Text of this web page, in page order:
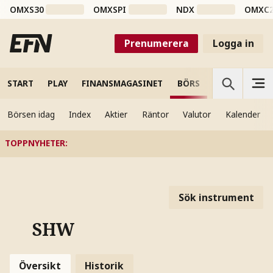
OMXS30 OMXSPI NDX
Prenumerera Logga in
START PLAY FINANSMAGASINET BÖRS VETENSKAP
Börsen idag Index Aktier Räntor Valutor Kalender
TOPPNYHETER:
Sök instrument
SHW
Översikt Historik